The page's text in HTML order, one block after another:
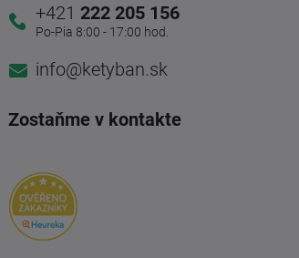
+421 222 205 156
Po-Pia 8:00 - 17:00 hod.
info@ketyban.sk
Zostaňme v kontakte